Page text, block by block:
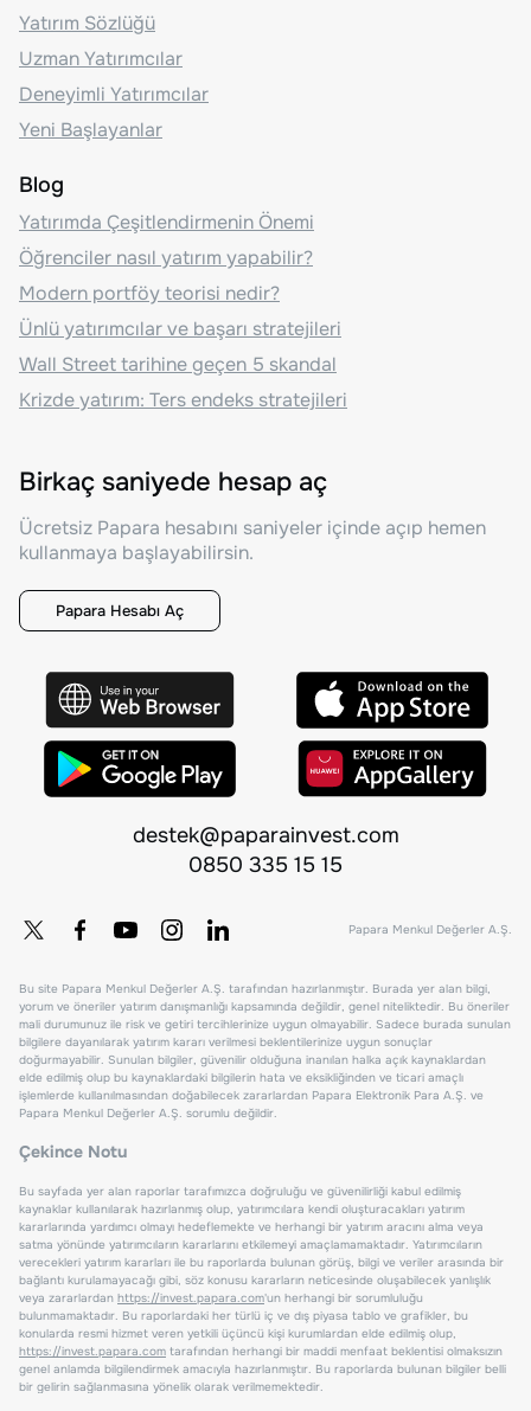
Yatırım Sözlüğü
Uzman Yatırımcılar
Deneyimli Yatırımcılar
Yeni Başlayanlar
Blog
Yatırımda Çeşitlendirmenin Önemi
Öğrenciler nasıl yatırım yapabilir?
Modern portföy teorisi nedir?
Ünlü yatırımcılar ve başarı stratejileri
Wall Street tarihine geçen 5 skandal
Krizde yatırım: Ters endeks stratejileri
Birkaç saniyede hesap aç
Ücretsiz Papara hesabını saniyeler içinde açıp hemen
kullanmaya başlayabilirsin.
Papara Hesabı Aç
destek@paparainvest.com
0850 335 15 15
Papara Menkul Değerler A.Ş.
Bu site Papara Menkul Değerler A.Ş. tarafından hazırlanmıştır. Burada yer alan bilgi,
yorum ve öneriler yatırım danışmanlığı kapsamında değildir, genel niteliktedir. Bu öneriler
mali durumunuz ile risk ve getiri tercihlerinize uygun olmayabilir. Sadece burada sunulan
bilgilere dayanılarak yatırım kararı verilmesi beklentilerinize uygun sonuçlar
doğurmayabilir. Sunulan bilgiler, güvenilir olduğuna inanılan halka açık kaynaklardan
elde edilmiş olup bu kaynaklardaki bilgilerin hata ve eksikliğinden ve ticari amaçlı
işlemlerde kullanılmasından doğabilecek zararlardan Papara Elektronik Para A.Ş. ve
Papara Menkul Değerler A.Ş. sorumlu değildir.
Çekince Notu
Bu sayfada yer alan raporlar tarafımızca doğruluğu ve güvenilirliği kabul edilmiş
kaynaklar kullanılarak hazırlanmış olup, yatırımcılara kendi oluşturacakları yatırım
kararlarında yardımcı olmayı hedeflemekte ve herhangi bir yatırım aracını alma veya
satma yönünde yatırımcıların kararlarını etkilemeyi amaçlamamaktadır. Yatırımcıların
verecekleri yatırım kararları ile bu raporlarda bulunan görüş, bilgi ve veriler arasında bir
bağlantı kurulamayacağı gibi, söz konusu kararların neticesinde oluşabilecek yanlışlık
veya zararlardan https://invest.papara.com'un herhangi bir sorumluluğu
bulunmamaktadır. Bu raporlardaki her türlü iç ve dış piyasa tablo ve grafikler, bu
konularda resmi hizmet veren yetkili üçüncü kişi kurumlardan elde edilmiş olup,
https://invest.papara.com tarafından herhangi bir maddi menfaat beklentisi olmaksızın
genel anlamda bilgilendirmek amacıyla hazırlanmıştır. Bu raporlarda bulunan bilgiler belli
bir gelirin sağlanmasına yönelik olarak verilmemektedir.